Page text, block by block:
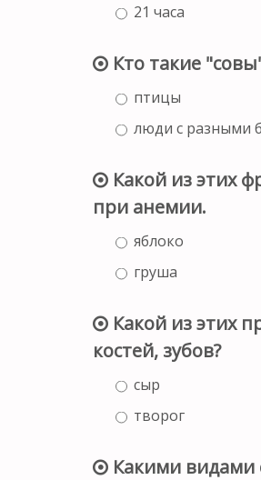
21 часа
Кто такие
птицы
люди с разными
Какой из этих
при анемии.
яблоко
груша
Какой из этих
костей, зубов?
сыр
творог
Какими видами